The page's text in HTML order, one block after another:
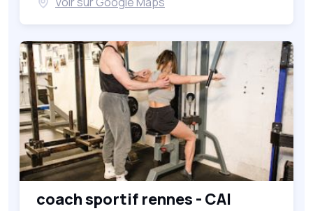
coach sportif rennes - CAI